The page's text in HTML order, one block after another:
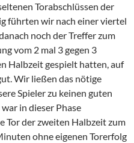
Torabschlüssen der
führten wir nach einer viertel
noch der Treffer zum
vom 2 mal 3 gegen 3
Halbzeit gespielt hatten, auf
Wir ließen das nötige
Spieler zu keinen guten
in dieser Phase
Tor der zweiten Halbzeit zum
ohne eigenen Torerfolg